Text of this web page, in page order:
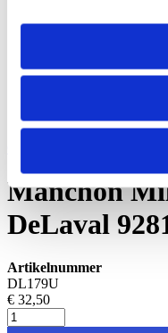
Ga naar het begin van de
Manchon
DeLaval
Artikelnummer
DL179U
€ 32,50